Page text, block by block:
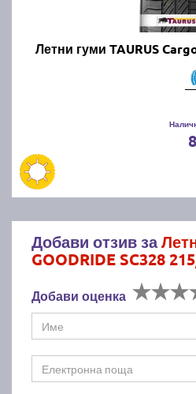
Летни гуми TAURUS
Добави отзив за
GOODRIDE SC328
Добави оценка